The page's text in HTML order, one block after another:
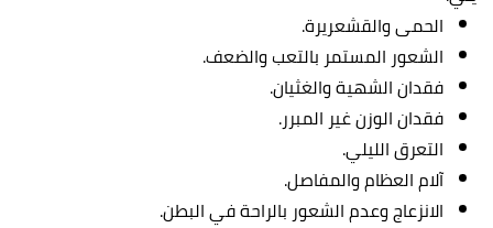
الحمى والقشعريرة.
الشعور المستمر بالتعب والضعف.
فقدان الشهية والغثيان.
فقدان الوزن غير المبرر.
التعرق الليلي.
آلام العظام والمفاصل.
الانزعاج وعدم الشعور بالراحة في البطن.